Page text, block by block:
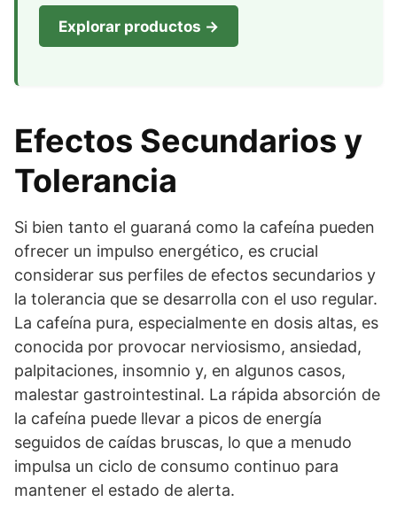
Explorar productos →
Efectos Secundarios y
Tolerancia
Si bien tanto el guaraná como la cafeína pueden
ofrecer un impulso energético, es crucial
considerar sus perfiles de efectos secundarios y
la tolerancia que se desarrolla con el uso regular.
La cafeína pura, especialmente en dosis altas, es
conocida por provocar nerviosismo, ansiedad,
palpitaciones, insomnio y, en algunos casos,
malestar gastrointestinal. La rápida absorción de
la cafeína puede llevar a picos de energía
seguidos de caídas bruscas, lo que a menudo
impulsa un ciclo de consumo continuo para
mantener el estado de alerta.